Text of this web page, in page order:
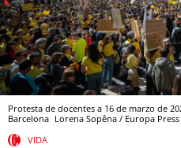
Protesta de docentes a 16 de marzo de
Barcelona Lorena Sopêna / Europa Press
VIDA